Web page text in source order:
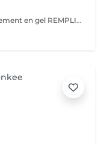
POSE D'ONGLES - Capsules ou rallongement en gel REMPLISSAGE MANUCURE Nos prothésistes ongulaire diplômée vous accueille dans notre espace d'esthétique des soins des ongles personnalisés. Nos maîtrisons des méthodes qui sauront vous permettre de garder de beaux ongles durablement avec le stylise en fonction de vos goûts et de votre personnalité : manucure combinée, pose de vernis semi-permanent, remplissage, pose complète au chablon ou capsules. Nos produits à la pointe des tendances, de haute qualité, des couleurs dotées d'une pigmentation multiples.